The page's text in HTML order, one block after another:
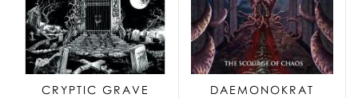
CRYPTIC GRAVE DAEMONOKRAT